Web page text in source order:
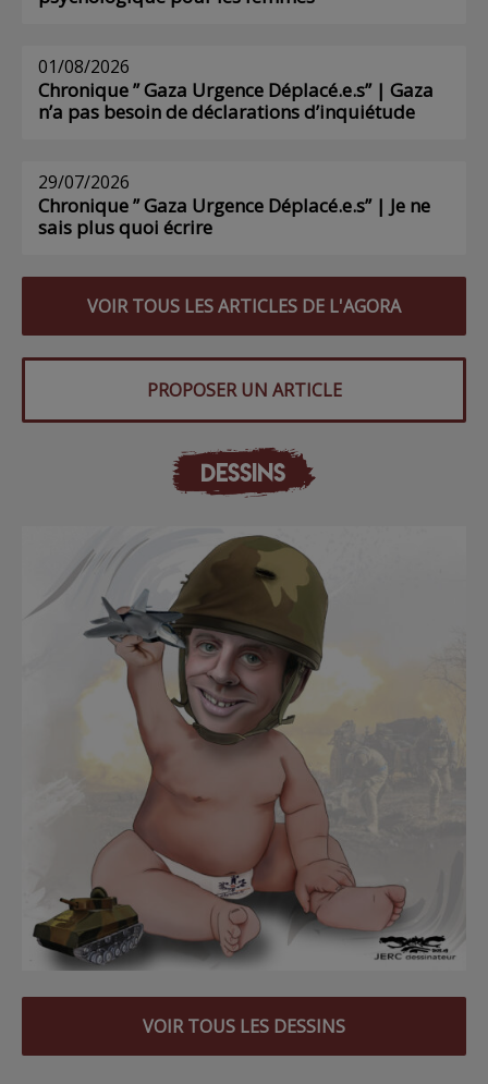
01/08/2026
Chronique ” Gaza Urgence Déplacé.e.s” | Gaza
n’a pas besoin de déclarations d’inquiétude
29/07/2026
Chronique ” Gaza Urgence Déplacé.e.s” | Je ne
sais plus quoi écrire
VOIR TOUS LES ARTICLES DE L'AGORA
PROPOSER UN ARTICLE
DESSINS
VOIR TOUS LES DESSINS